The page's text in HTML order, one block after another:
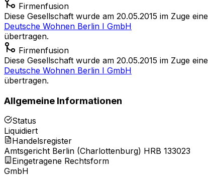
Firmenfusion
Diese Gesellschaft wurde am 20.05.2015 im Zuge
Deutsche Wohnen Berlin I GmbH
übertragen.
Firmenfusion
Diese Gesellschaft wurde am 20.05.2015 im Zuge
Deutsche Wohnen Berlin I GmbH
übertragen.
Allgemeine Informationen
Status
Liquidiert
Handelsregister
Amtsgericht Berlin (Charlottenburg) HRB 133023
Eingetragene Rechtsform
GmbH